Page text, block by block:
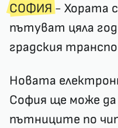
СОФИЯ- Хората
пътуват цяла
градския
Новата
София ще може
пътниците по